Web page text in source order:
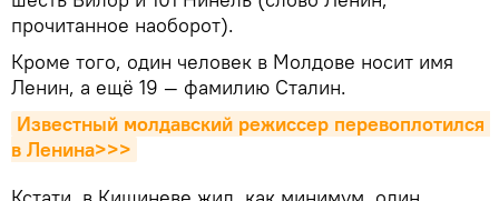
прочитанное наоборот).
Кроме того, один человек в Молдове носит имя
Ленин, а ещё 19 — фамилию Сталин.
Известный молдавский режиссер перевоплотился
в Ленина>>>